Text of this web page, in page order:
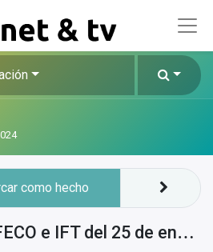
enero de 2022 sobre carta de derechos mínmos
como hecho